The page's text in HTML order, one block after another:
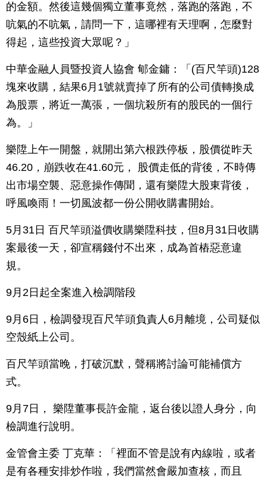
的金額。然後這幾個獨立董事竟然，落跑的落跑，不
吭氣的不吭氣，請問一下，這哪裡有天理啊，怎麼對
得起，這些投資大眾呢？」
中華金融人員暨投資人協會 郇金鏞：「(百尺竿頭)128
塊來收購，結果6月1號就賣掉了所有的公司債轉換成
為股票，將近一萬張，一個坑殺所有的股民的一個行
為。」
樂陞上午一開盤，就開出第六根跌停板，股價從昨天
46.20，崩跌收在41.60元， 股價走低的背後，不時傳
出市場空襲、惡意操作傳聞，還有樂陞大股東背後，
呼風喚雨！一切風波都一份公開收購書開始。
5月31日 百尺竿頭溢價收購樂陞科技，但8月31日收購
案最後一天，卻宣稱錢付不出來，成為首樁惡意違
規。
9月2日起全案進入檢調階段
9月6日，檢調發現百尺竿頭負責人6月離境，公司疑似
空殼紙上公司。
百尺竿頭當晚，打破沉默，聲稱將討論可能補償方
式。
9月7日， 樂陞董事長許金龍，返台後以證人身分，向
檢調進行說明。
金管會主委 丁克華：「裡面不管是說有內線啦，或者
是有各種安排炒作啦，我們當然會嚴加查核，而且